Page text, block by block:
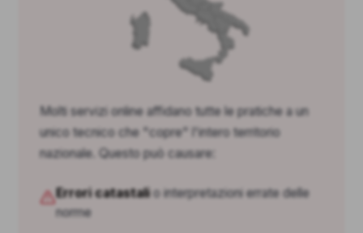
Molti servizi online affidano tutte le pratiche a un
unico tecnico che "copre" l'intero territorio
nazionale. Questo può causare:
Errori catastalio interpretazioni errate delle
norme